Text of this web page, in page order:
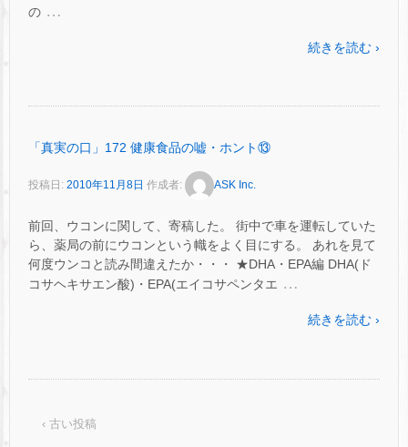
の …
続きを読む ›
「真実の口」172 健康食品の嘘・ホント⑬
投稿日: 2010年11月8日 作成者: ASK Inc.
前回、ウコンに関して、寄稿した。 街中で車を運転していた
ら、薬局の前にウコンという幟をよく目にする。 あれを見て
何度ウンコと読み間違えたか・・・ ★DHA・EPA編 DHA(ド
コサヘキサエン酸)・EPA(エイコサペンタエ …
続きを読む ›
‹ 古い投稿